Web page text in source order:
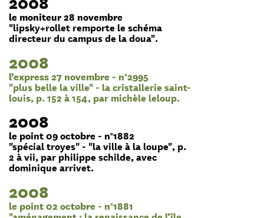
le moniteur 28 novembre
"lipsky+rollet remporte le schéma
directeur du campus de la doua".
2008
l’express 27 novembre - n°2995
"plus belle la ville" - la cristallerie saint-
louis, p. 152 à 154, par michèle leloup.
2008
le point 09 octobre - n°1882
"spécial troyes" - "la ville à la loupe", p.
2 à vii, par philippe schilde, avec
dominique arrivet.
2008
le point 02 octobre - n°1881